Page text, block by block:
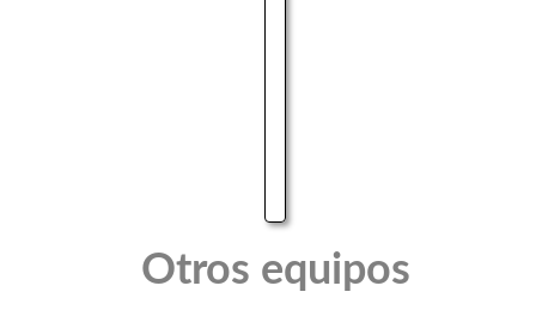
Otros equipos